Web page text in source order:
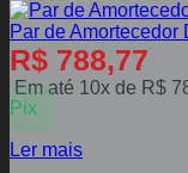
Par de Amortecedor
R$ 788,77
Em até 10x de R$
Pix
Ler mais